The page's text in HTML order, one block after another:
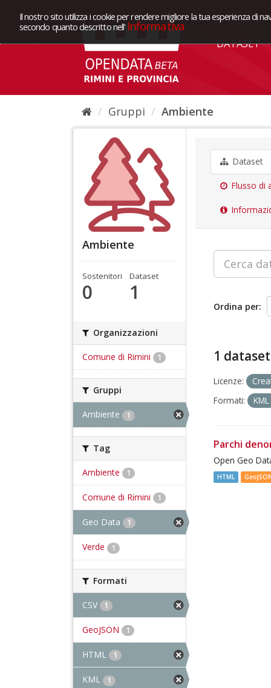
Il nostro sito utilizza i cookie per rendere migliore la tua esperienza di
secondo quanto descritto nell' Informativa
DATASET
Gruppi Ambiente
Ambiente
Sostenitori
0
Dataset
1
Organizzazioni
Comune di Rimini 1
Gruppi
Ambiente 1
Tag
Ambiente 1
Comune di Rimini 1
Geo Data 1
Verde 1
Formati
CSV 1
GeoJSON 1
HTML 1
KML 1
Dataset
Flusso di
Ordina per
1
Licenze:
Formati:
KML
Parchi
Open Geo
HTML